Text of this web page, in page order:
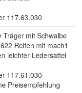
117.63.030
Träger mit Schwalbe
Reifen mit mach1
leichter Ledersattel
117.61.030
Preisempfehlung